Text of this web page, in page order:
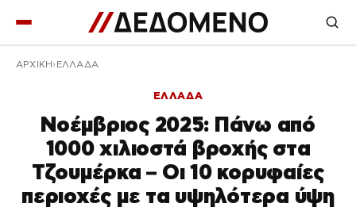
ΑΡΧΙΚΉ ΕΛΛΑΔΑ
ΕΛΛΑΔΑ
Νοέμβριος 2025: Πάνω από
1000 χιλιοστά βροχής στα
Τζουμέρκα – Οι 10 κορυφαίες
περιοχές με τα υψηλότερα ύψη